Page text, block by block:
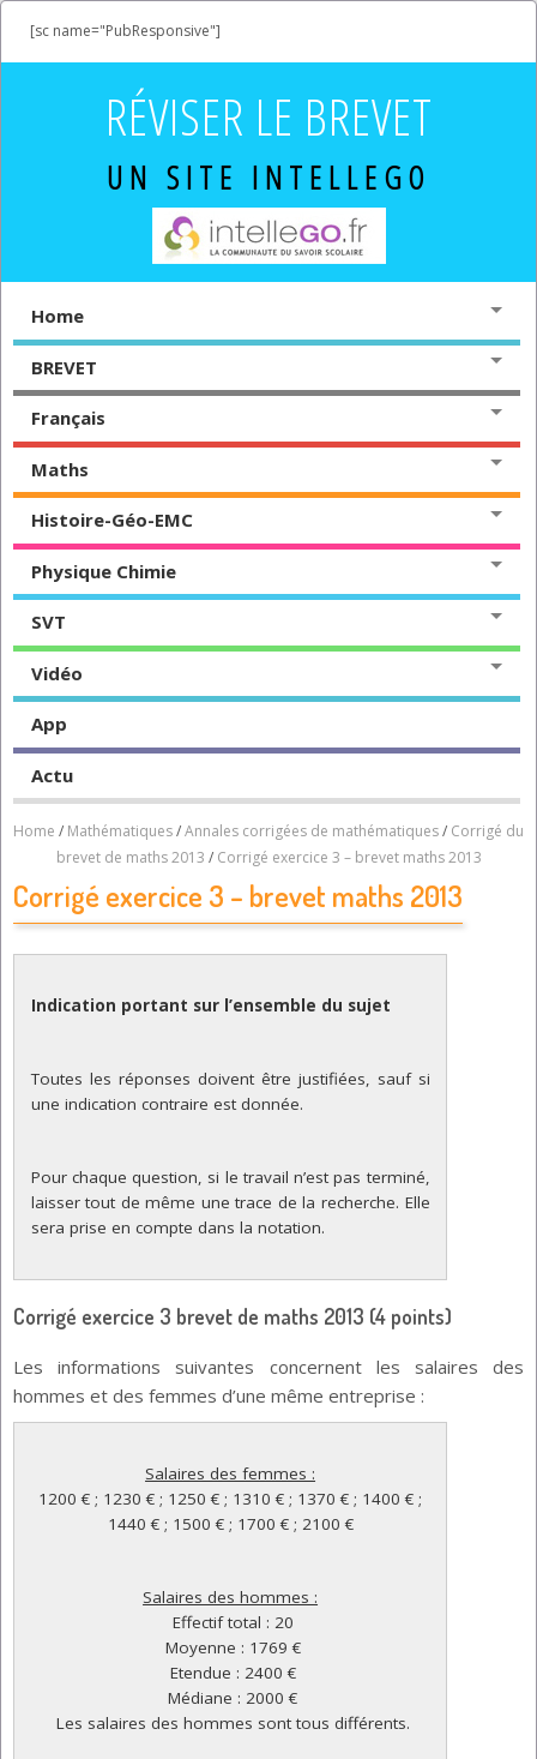
[sc name="PubResponsive"]
RÉVISER LE BREVET
UN SITE INTELLEGO
Home
BREVET
Français
Maths
Histoire-Géo-EMC
Physique Chimie
SVT
Vidéo
App
Actu
Home / Mathématiques/Annales corrigées de mathématiques/ Corrigé du
brevet de maths 2013 / Corrigé exercice 3 – brevet maths 2013
Corrigé exercice 3 – brevet maths 2013
Indication portant sur l’ensemble du sujet
Toutes les réponses doivent être justifiées, sauf si
une indication contraire est donnée.
Pour chaque question, si le travail n’est pas terminé,
laisser tout de même une trace de la recherche. Elle
sera prise en compte dans la notation.
Corrigé exercice 3 brevet de maths 2013 (4 points)
Les informations suivantes concernent les salaires des
hommes et des femmes d’une même entreprise :
Salaires des femmes :
1440 € ; 1500 € ; 1700 € ; 2100 €
Salaires des hommes :
Effectif total : 20
Moyenne : 1769 €
Etendue : 2400 €
Médiane : 2000 €
Les salaires des hommes sont tous différents.